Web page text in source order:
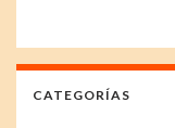
CATEGORÍAS